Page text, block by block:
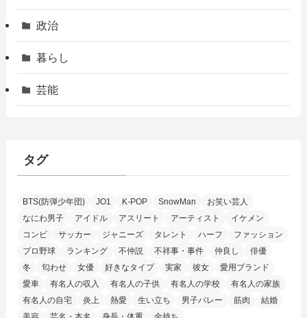
政治
暮らし
芸能
タグ
BTS(防弾少年団) JO1 K-POP SnowMan
お笑い芸人
なにわ男子
アイドル アスリート アーティスト
イケメン
コンビ
サッカー ジャニーズ タレント ハーフ
ファッション
プロ野球
ランキング 不仲説 不祥事・事件 仲良し
俳優
冬
匂わせ 女優 好きなタイプ 実家 彼女
愛用ブランド
愛車
有名人の収入 有名人の子供 有名人の学校
有名人の家族
有名人の自宅
炎上 熱愛 生い立ち 男子バレー 筋肉
結婚